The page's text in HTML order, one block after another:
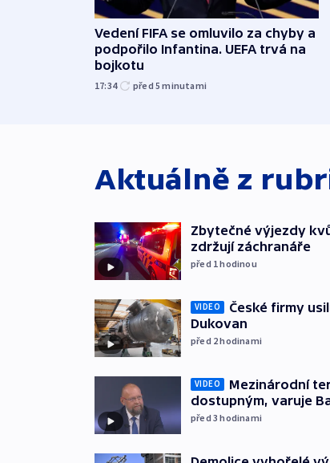
Vedení FIFA se omluvilo za chyby a
podpořilo Infantina. UEFA trvá na
bojkotu
17:34 před 5minutami
Aktuálně z
Zbytečné výjezdy
zdržují záchranáře
před 1hodinou
VIDEO
České firmy
Dukovan
před 2hodinami
VIDEO
Mezinárodní
dostupným, varuje
před 3hodinami